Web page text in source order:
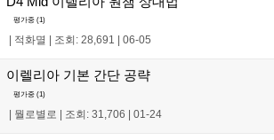
평가중 (1)
적화멸 조회: 28,691 06-05
이렐리아 기본 간단 공략
평가중 (1)
| 뭘로별로 | 조회: 31,706 | 01-24